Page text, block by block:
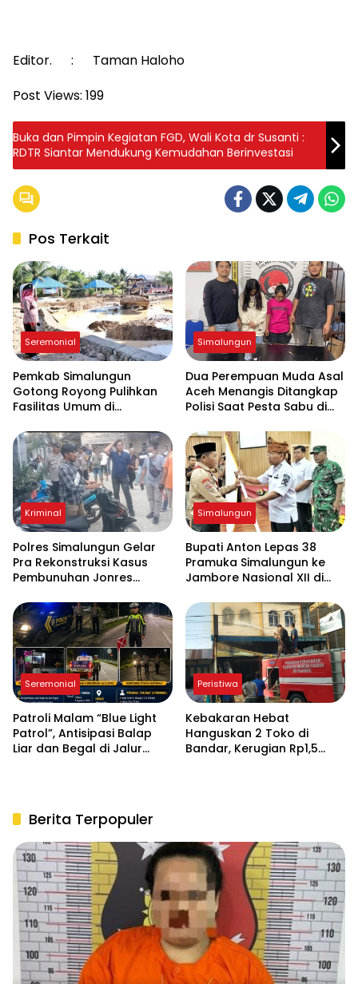
Editor. : Taman Haloho
Post Views: 199
Buka dan Pimpin Kegiatan FGD, Wali Kota dr Susanti :
RDTR Siantar Mendukung Kemudahan Berinvestasi
Pos Terkait
Seremonial
Pemkab Simalungun
Gotong Royong Pulihkan
Fasilitas Umum di
Simalungun
Dua Perempuan Muda Asal
Aceh Menangis Ditangkap
Polisi Saat Pesta Sabu di
Kriminal
Polres Simalungun Gelar
Pra Rekonstruksi Kasus
Pembunuhan Jonres
Simalungun
Bupati Anton Lepas 38
Pramuka Simalungun ke
Jambore Nasional XII di
Seremonial
Patroli Malam “Blue Light
Patrol”, Antisipasi Balap
Liar dan Begal di Jalur
Peristiwa
Kebakaran Hebat
Hanguskan 2 Toko di
Bandar, Kerugian Rp1,5
Berita Terpopuler